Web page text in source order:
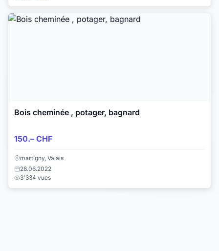
Bois cheminée , potager, bagnard
150.– CHF
martigny, Valais
28.06.2022
3'334 vues